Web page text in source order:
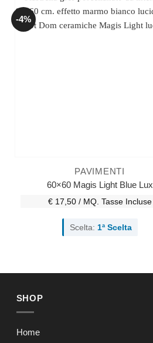
-4%
PAVIMENTI
60×60 Magis Light Blue Lux
€ 17,50 / MQ. Tasse Incluse
Scelta: 1ª Scelta
SHOP
Home